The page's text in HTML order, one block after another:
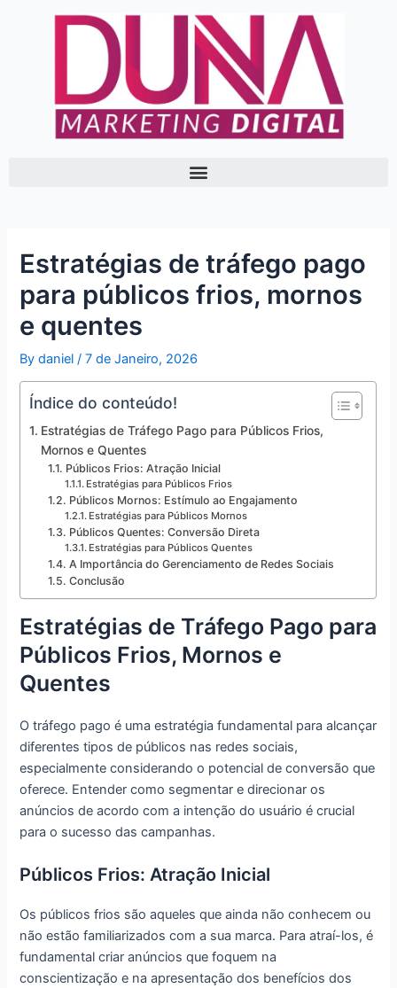
Estratégias de tráfego pago
para públicos frios, mornos
e quentes
Bydaniel /7 de Janeiro, 2026
Índice do conteúdo!
Estratégias de Tráfego Pago para Públicos Frios,
Mornos e Quentes
Públicos Frios: Atração Inicial
Estratégias para Públicos Frios
Públicos Mornos: Estímulo ao Engajamento
Estratégias para Públicos Mornos
Públicos Quentes: Conversão Direta
Estratégias para Públicos Quentes
A Importância do Gerenciamento de Redes Sociais
Conclusão
Estratégias de Tráfego Pago para
Públicos Frios, Mornos e
Quentes
O tráfego pago é uma estratégia fundamental para alcançar
diferentes tipos de públicos nas redes sociais,
especialmente considerando o potencial de conversão que
oferece. Entender como segmentar e direcionar os
anúncios de acordo com a intenção do usuário é crucial
para o sucesso das campanhas.
Públicos Frios: Atração Inicial
Os públicos frios são aqueles que ainda não conhecem ou
não estão familiarizados com a sua marca. Para atraí-los, é
fundamental criar anúncios que foquem na
conscientização e na apresentação dos benefícios dos
navigation